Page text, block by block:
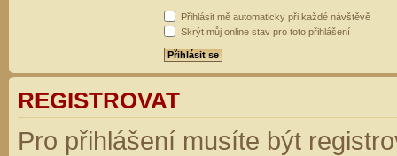
Přihlásit mě automaticky při každé návštěvě
Skrýt můj online stav pro toto přihlášení
REGISTROVAT
Pro přihlášení musíte být